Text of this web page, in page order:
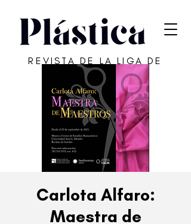
REVISTA DE LA LIGA DE
ARTE DE SAN JUAN
Carlota Alfaro:
Maestra de